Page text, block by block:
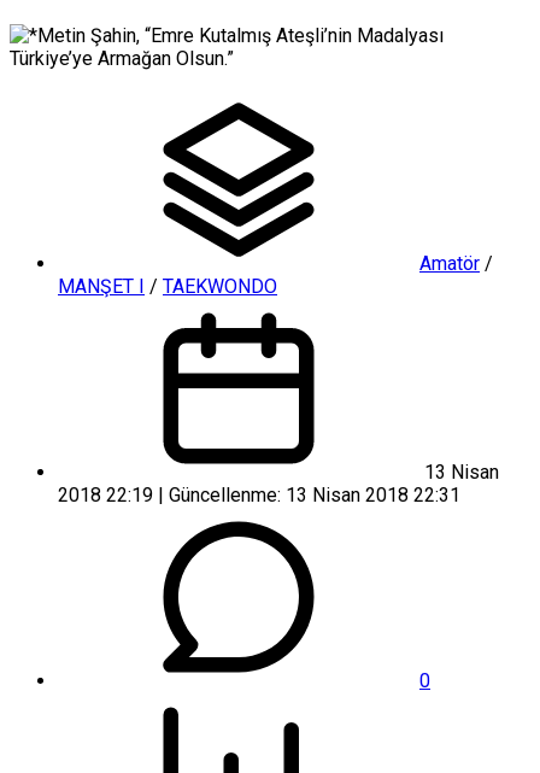
Amatör /
MANŞET I / TAEKWONDO
13 Nisan
2018 22:19 | Güncellenme: 13 Nisan 2018 22:31
0